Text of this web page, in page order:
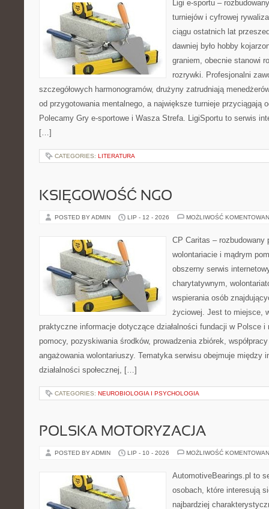
Ligi e-sportu –
turniejów i cyfrowej
ciągu ostatnich lat
dawniej było hobby
graniem, obecnie stanowi
rozrywki. Profesjonalni
szczegółowych harmonogramów, drużyny zatrudniają
od przygotowania mentalnego, a największe turnieje przyciągają
Polecamy Gry e-sportowe i Wasza Strefa. LigiSportu to serwis
[…]
CATEGORIES: LITERATURA
KSIĘGOWOŚĆ NGO
POSTED BY ADMIN LIP - 12 - 2026 MOŻLIWOŚĆ
CP Caritas – rozbudowany
wolontariacie i mądrym
obszerny serwis
charytatywnym,
wspierania osób
życiowej. Jest to miejsce,
praktyczne informacje dotyczące działalności fundacji w Polsce i
pomocy, pozyskiwania środków, prowadzenia zbiórek,
angażowania wolontariuszy. Tematyka serwisu obejmuje między
działalności społecznej, […]
CATEGORIES: NEUROBIOLOGIA I PSYCHOLOGIA
POLSKA MOTORYZACJA
POSTED BY ADMIN LIP - 10 - 2026 MOŻLIWOŚĆ
AutomotiveBearings.pl to
osobach, które interesują
najbardziej